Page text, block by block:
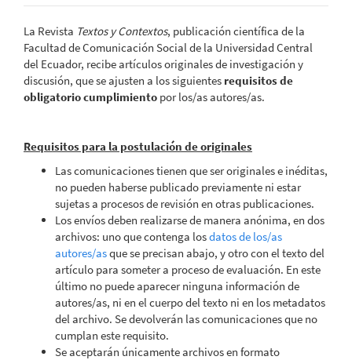
La Revista Textos y Contextos, publicación científica de la
Facultad de Comunicación Social de la Universidad Central
del Ecuador, recibe artículos originales de investigación y
discusión, que se ajusten a los siguientes requisitos de
obligatorio cumplimiento por los/as autores/as.
Requisitos para la postulación de originales
Las comunicaciones tienen que ser originales e inéditas,
no pueden haberse publicado previamente ni estar
sujetas a procesos de revisión en otras publicaciones.
Los envíos deben realizarse de manera anónima, en dos
archivos: uno que contenga losdatos de los/as
autores/asque se precisan abajo, y otro con el texto del
artículo para someter a proceso de evaluación. En este
último no puede aparecer ninguna información de
autores/as, ni en el cuerpo del texto ni en los metadatos
del archivo. Se devolverán las comunicaciones que no
cumplan este requisito.
Se aceptarán únicamente archivos en formato